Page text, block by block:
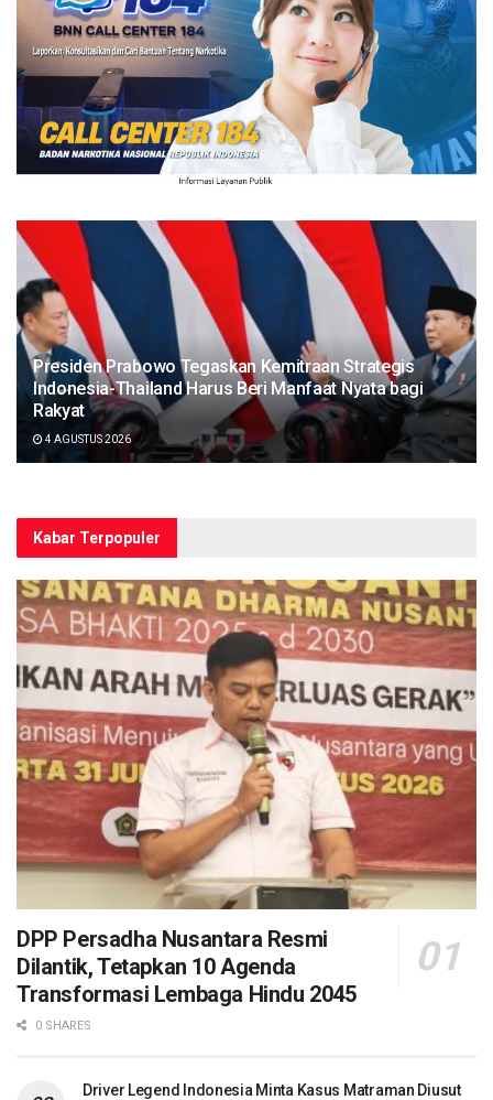
Presiden Prabowo Tegaskan Kemitraan Strategis
Indonesia-Thailand Harus Beri Manfaat Nyata bagi
Rakyat
4 AGUSTUS 2026
Kabar Terpopuler
DPP Persadha Nusantara Resmi
Dilantik, Tetapkan 10 Agenda
Transformasi Lembaga Hindu 2045
0 SHARES
Driver Legend Indonesia Minta Kasus Matraman Diusut